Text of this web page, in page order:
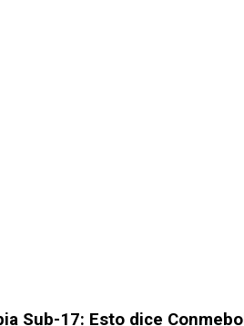
Sub-17: Esto dice Conmebol